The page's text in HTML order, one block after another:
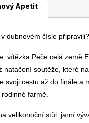
Apetit
dubnovém čísle připravili?
vítězka Peče celá země
natáčení soutěže, které
svoji cestu až do finále a
farmě.
velikonoční stůl: jarní